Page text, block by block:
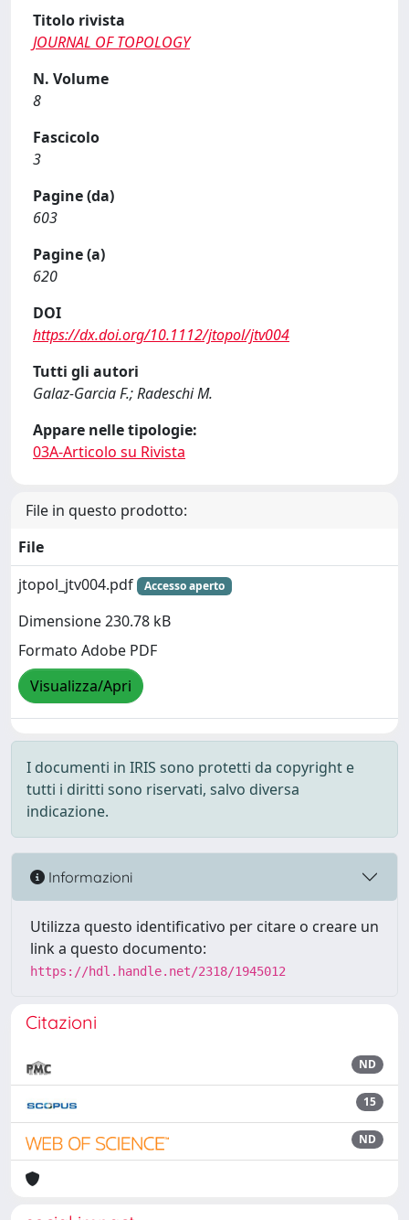
Titolo rivista
JOURNAL OF TOPOLOGY
N. Volume
8
Fascicolo
3
Pagine (da)
603
Pagine (a)
620
DOI
https://dx.doi.org/10.1112/jtopol/jtv004
Tutti gli autori
Galaz-Garcia F.; Radeschi M.
Appare nelle tipologie:
03A-Articolo su Rivista
File in questo prodotto:
File
jtopol_jtv004.pdf
Accesso aperto
Dimensione 230.78 kB
Formato Adobe PDF
Visualizza/Apri
I documenti in IRIS sono protetti da copyright e
tutti i diritti sono riservati, salvo diversa
indicazione.
Informazioni
Utilizza questo identificativo per citare o creare un
link a questo documento:
https://hdl.handle.net/2318/1945012
Citazioni
ND
15
ND